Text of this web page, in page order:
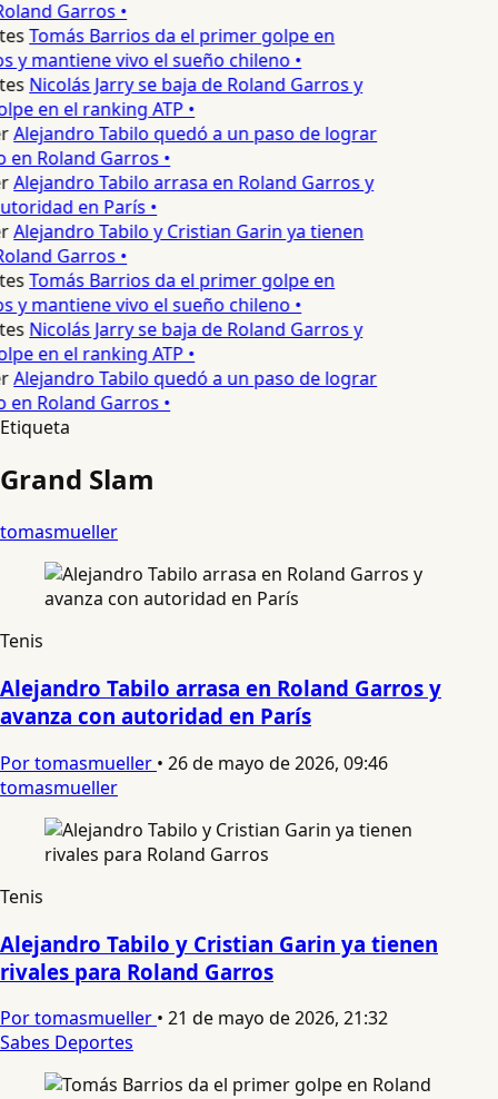
Garros •
Tomás Barrios da el primer golpe en
y mantiene vivo el sueño chileno •
Nicolás Jarry se baja de Roland Garros y
en el ranking ATP •
Alejandro Tabilo quedó a un paso de lograr
Roland Garros •
Alejandro Tabilo arrasa en Roland Garros y
en París •
Alejandro Tabilo y Cristian Garin ya tienen
Garros •
Tomás Barrios da el primer golpe en
y mantiene vivo el sueño chileno •
Nicolás Jarry se baja de Roland Garros y
en el ranking ATP •
Alejandro Tabilo quedó a un paso de lograr
Roland Garros •
Etiqueta
Grand Slam
tomasmueller
Tenis
Alejandro Tabilo arrasa en Roland Garros y
avanza con autoridad en París
Por tomasmueller • 26 de mayo de 2026, 09:46
tomasmueller
Tenis
Alejandro Tabilo y Cristian Garin ya tienen
rivales para Roland Garros
Por tomasmueller • 21 de mayo de 2026, 21:32
Sabes Deportes